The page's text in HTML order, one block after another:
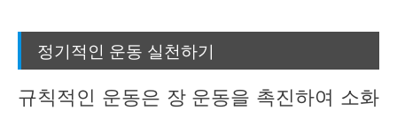
정기적인 운동 실천하기
규칙적인 운동은 장 운동을 촉진하여 소화